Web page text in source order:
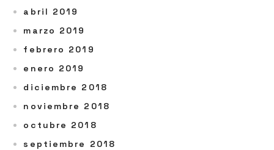
abril 2019
marzo 2019
febrero 2019
enero 2019
diciembre 2018
noviembre 2018
octubre 2018
septiembre 2018